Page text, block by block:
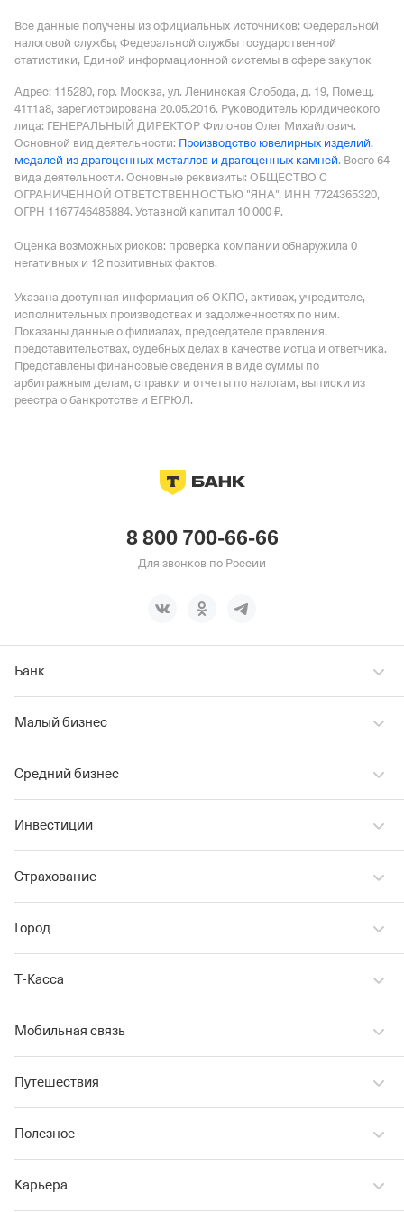
Все данные получены из официальных источников: Федеральной
налоговой службы, Федеральной службы государственной
статистики, Единой информационной системы в сфере закупок
Адрес: 115280, гор. Москва, ул. Ленинская Слобода, д. 19, Помещ.
41т1а8, зарегистрирована 20.05.2016. Руководитель юридического
лица: ГЕНЕРАЛЬНЫЙ ДИРЕКТОР Филонов Олег Михайлович.
Основной вид деятельности: Производство ювелирных изделий,
медалей из драгоценных металлов и драгоценных камней. Всего 64
вида деятельности. Основные реквизиты: ОБЩЕСТВО С
ОГРАНИЧЕННОЙ ОТВЕТСТВЕННОСТЬЮ "ЯНА", ИНН 7724365320,
ОГРН 1167746485884. Уставной капитал 10 000 ₽.
Оценка возможных рисков: проверка компании обнаружила 0
негативных и 12 позитивных фактов.
Указана доступная информация об ОКПО, активах, учредителе,
исполнительных производствах и задолженностях по ним.
Показаны данные о филиалах, председателе правления,
представительствах, судебных делах в качестве истца и ответчика.
Представлены финансовые сведения в виде суммы по
арбитражным делам, справки и отчеты по налогам, выписки из
реестра о банкротстве и ЕГРЮЛ.
8 800 700-66-66
Для звонков по России
Банк
Малый бизнес
Средний бизнес
Инвестиции
Страхование
Город
Т‑Касса
Мобильная связь
Путешествия
Полезное
Карьера